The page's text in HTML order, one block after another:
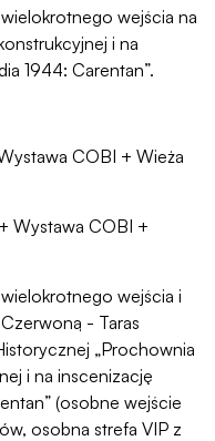
wejścia na
i na
1944: Carentan”.
COBI + Wieża
Wystawa COBI +
wejścia i
- Taras
„Prochownia
i na inscenizację
(osobne wejście
osobna strefa VIP z